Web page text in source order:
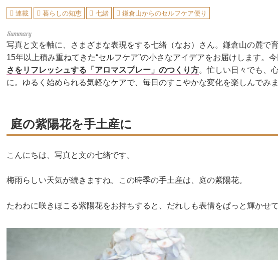
連載 暮らしの知恵 七緒 鎌倉山からのセルフケア便り
写真と文を軸に、さまざまな表現をする七緒（なお）さん。鎌倉山の麓で
15年以上積み重ねてきた“セルフケア”の小さなアイデアをお届けします。今
さをリフレッシュする「アロマスプレー」のつくり方。忙しい日々でも、
に。ゆるく始められる気軽なケアで、毎日のすこやかな変化を楽しんでみま
庭の紫陽花を手土産に
こんにちは、写真と文の七緒です。
梅雨らしい天気が続きますね。この時季の手土産は、庭の紫陽花。
たわわに咲きほこる紫陽花をお持ちすると、だれしも表情をぱっと輝かせて